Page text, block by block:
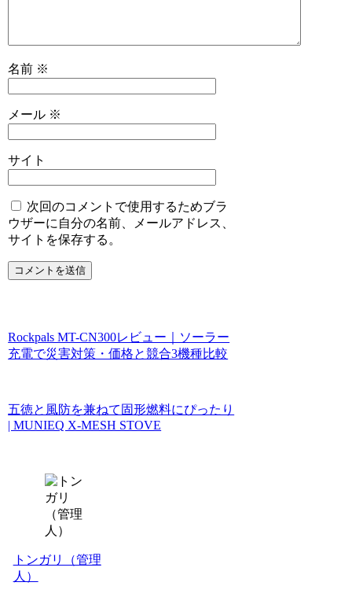
名前 ※
メール ※
サイト
次回のコメントで使用するためブラ
ウザーに自分の名前、メールアドレス、
サイトを保存する。
Rockpals MT-CN300レビュー｜ソーラー
充電で災害対策・価格と競合3機種比較
五徳と風防を兼ねて固形燃料にぴったり
| MUNIEQ X-MESH STOVE
トンガリ（管理
人）